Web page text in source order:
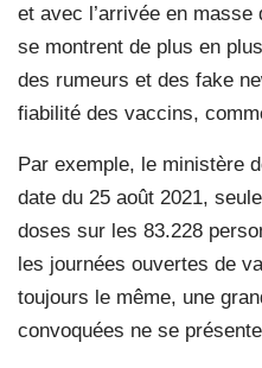
et avec l’arrivée en
se montrent de plus en
des rumeurs et des fake
fiabilité des vaccins,
Par exemple, le ministère
date du 25 août 2021,
doses sur les 83.228
les journées ouvertes de
toujours le même, une
convoquées ne se